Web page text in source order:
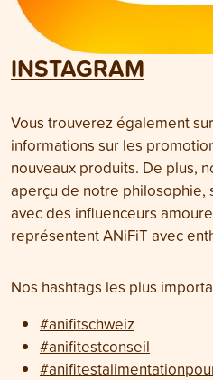
INSTAGRAM
Vous trouverez également
informations sur les
nouveaux produits. De plus,
aperçu de notre philosophie,
avec des influenceurs
représentent ANiFiT avec
Nos hashtags les plus
#anifitschweiz
#anifitestconseil